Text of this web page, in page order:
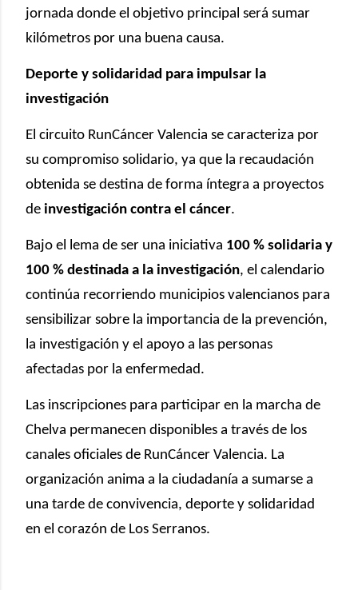
jornada donde el objetivo principal será sumar
kilómetros por una buena causa.
Deporte y solidaridad para impulsar la
investigación
El circuito RunCáncer Valencia se caracteriza por
su compromiso solidario, ya que la recaudación
obtenida se destina de forma íntegra a proyectos
de investigación contra el cáncer.
Bajo el lema de ser una iniciativa 100 % solidaria y
100 % destinada a la investigación, el calendario
continúa recorriendo municipios valencianos para
sensibilizar sobre la importancia de la prevención,
la investigación y el apoyo a las personas
afectadas por la enfermedad.
Las inscripciones para participar en la marcha de
Chelva permanecen disponibles a través de los
canales oficiales de RunCáncer Valencia. La
organización anima a la ciudadanía a sumarse a
una tarde de convivencia, deporte y solidaridad
en el corazón de Los Serranos.